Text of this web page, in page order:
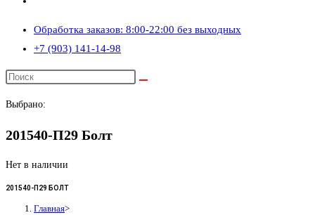
по
веб-
сайту
Обработка заказов: 8:00-22:00 без выходных
+7 (903) 141-14-98
Выбрано:
201540-П29 Болт
Нет в наличии
201540-П29 БОЛТ
Главная>